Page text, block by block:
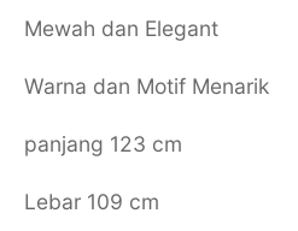
Mewah dan Elegant
Warna dan Motif Menarik
panjang 123 cm
Lebar 109 cm